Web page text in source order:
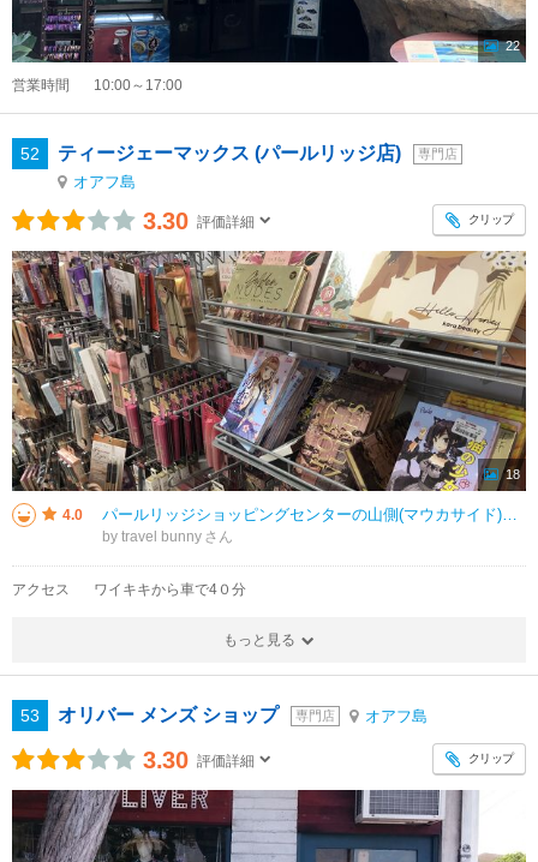
22
営業時間 10:00～17:00
52 ティージェーマックス (パールリッジ店) 専門店
オアフ島
3.30 評価詳細 クリップ
18
4.0 パールリッジショッピングセンターの山側(マウカサイド)にあります。 結構大きくって、商品もびっしり揃っていました。 特に今回は、コスメコーナーで、まるで絵本のようになっているパレットが種類豊富にありました。 絵柄もか
by travel bunny
アクセス ワイキキから車で4０分
もっと見る
53 オリバー メンズ ショップ 専門店 オアフ島
3.30 評価詳細 クリップ